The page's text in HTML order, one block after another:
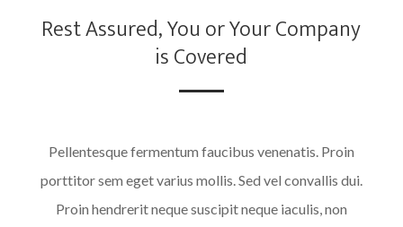
Rest Assured, You or Your Company
is Covered
Pellentesque fermentum faucibus venenatis. Proin
porttitor sem eget varius mollis. Sed vel convallis dui.
Proin hendrerit neque suscipit neque iaculis, non